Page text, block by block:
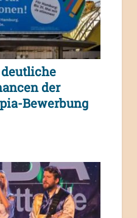
der
Bewerbung